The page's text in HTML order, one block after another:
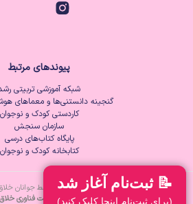
📝 ثبت‌نام آغاز شد
(برای ثبت‌نام اینجا کلیک کنید)
پیوندهای مرتبط
شبکه آموزشی تربیتی
گنجینه دانستنی‌ها و معماهای
کاردستی کودک و نوجوان
سازمان سنجش
پایگاه کتاب‌های درسی
کتابخانه کودک و نوجوان
توسعه داده شده توسط جوانان
شرکت دانش‌بنیان زیرساخت فناوری